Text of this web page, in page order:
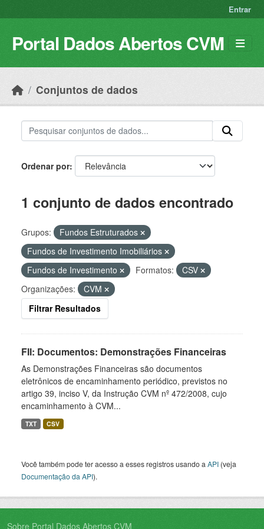
Entrar
Portal Dados Abertos CVM
Conjuntos de dados
Ordenar por
1 conjunto de dados encontrado
Grupos:
Fundos Estruturados
Fundos de Investimento Imobiliários
Fundos de Investimento
Formatos:
CSV
Organizações:
CVM
Filtrar Resultados
FII: Documentos: Demonstrações Financeiras
As Demonstrações Financeiras são documentos
eletrônicos de encaminhamento periódico, previstos no
artigo 39, inciso V, da Instrução CVM nº 472/2008, cujo
encaminhamento à CVM...
TXT CSV
Você também pode ter acesso a esses registros usando a API (veja
Documentação da API).
Sobre Portal Dados Abertos CVM